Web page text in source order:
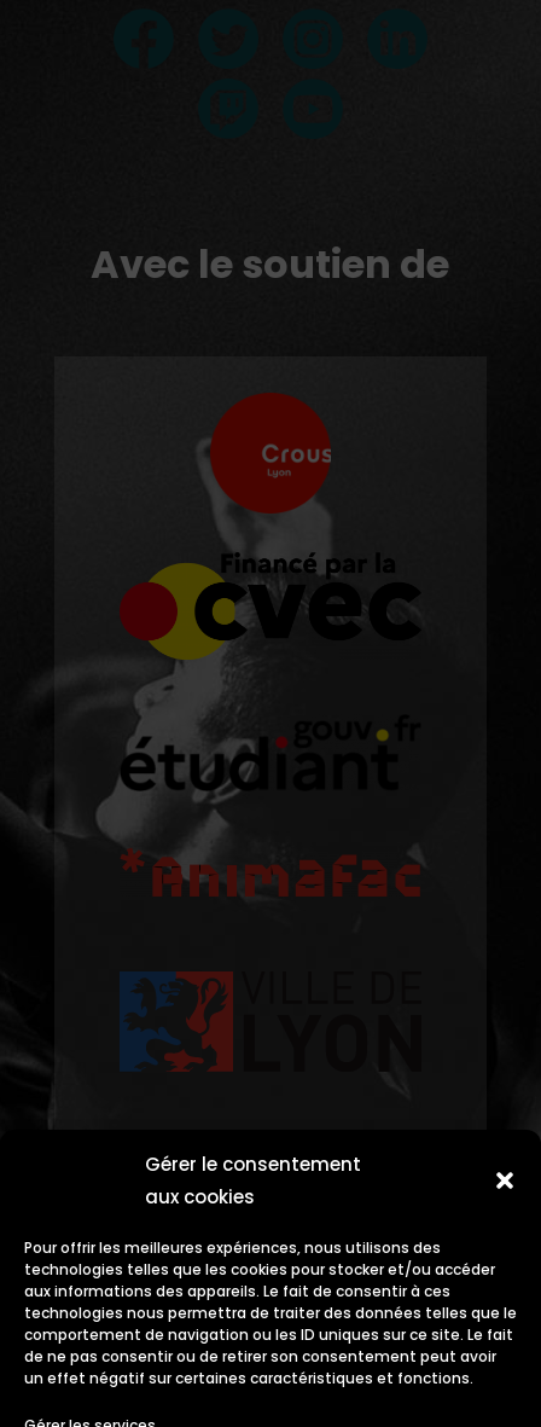
Gérer le consentement
aux cookies
Pour offrir les meilleures expériences, nous utilisons des
technologies telles que les cookies pour stocker et/ou accéder
aux informations des appareils. Le fait de consentir à ces
technologies nous permettra de traiter des données telles que le
comportement de navigation ou les ID uniques sur ce site. Le fait
de ne pas consentir ou de retirer son consentement peut avoir
un effet négatif sur certaines caractéristiques et fonctions.
Avec le soutien de